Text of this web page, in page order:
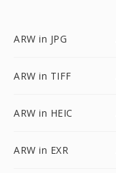
ARW in JPG
ARW in TIFF
ARW in HEIC
ARW in EXR